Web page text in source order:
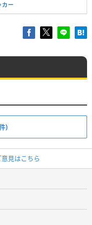
カー
)
見はこちら